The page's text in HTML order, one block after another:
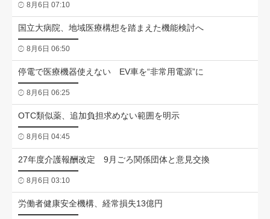
8月6日 07:10
国立大病院、地域医療構想を踏まえた機能検討へ
8月6日 06:50
停電で医療機器使えない EV車を“非常用電源”に
8月6日 06:25
OTC類似薬、追加負担求めない範囲を明示
8月6日 04:45
27年度介護報酬改定 9月ごろ関係団体と意見交換
8月6日 03:10
労働者健康安全機構、経常損失13億円